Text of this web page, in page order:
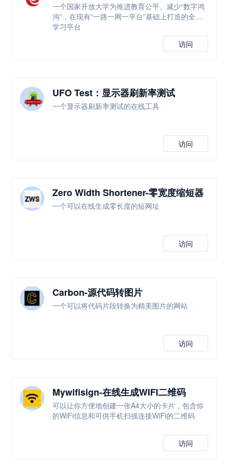
一个国家开放大学为推进教育公平、减少“数字鸿
沟”，在现有“一路一网一平台”基础上打造的全新
学习平台
访问
UFO Test：显示器刷新率测试
一个显示器刷新率测试的在线工具
访问
Zero Width Shortener-零宽度缩短器
一个可以在线生成零长度的短网址
访问
Carbon-源代码转图片
一个可以将代码片段转换为精美图片的网站
访问
Mywifisign-在线生成WIFI二维码
可以让你方便地创建一张A4大小的卡片，包含你
的WiFi信息和可供手机扫描连接WiFi的二维码
访问